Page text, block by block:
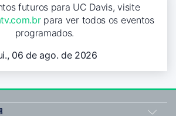
futuros para UC Davis, visite
para ver todos os eventos
programados.
06 de ago. de 2026